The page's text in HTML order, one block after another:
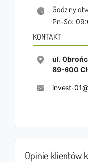
Godziny
Pn-So:
KONTAKT
ul.
89-600
invest-
Opinie klientów